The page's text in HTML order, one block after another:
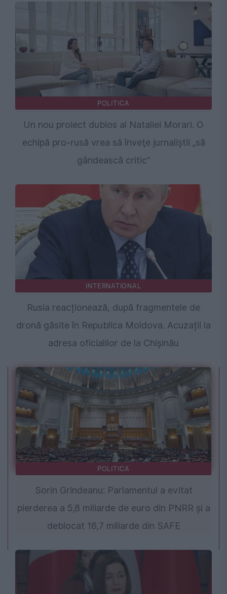
POLITICA
Un nou proiect dubios al Nataliei Morari. O
echipă pro-rusă vrea să înveţe jurnaliştii „să
gândească critic”
INTERNATIONAL
Rusia reacționează, după fragmentele de
dronă găsite în Republica Moldova. Acuzații la
adresa oficialilor de la Chișinău
POLITICA
Sorin Grindeanu: Parlamentul a evitat
pierderea a 5,8 miliarde de euro din PNRR și a
deblocat 16,7 miliarde din SAFE